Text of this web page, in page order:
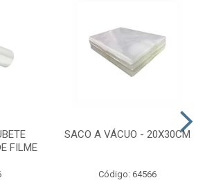
FILME
SACO A VÁCUO - 20X30CM
Código: 64566